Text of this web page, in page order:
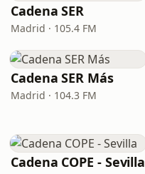
Cadena SER
Madrid · 105.4 FM
Cadena SER Más
Madrid · 104.3 FM
Cadena COPE - Sevilla